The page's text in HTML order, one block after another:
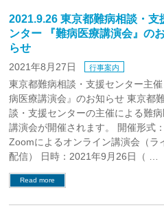
2021.9.26 東京都難病相談・支
ンター 『難病医療講演会』の
らせ
2021年8月27日 行事案内
東京都難病相談・支援センター主
病医療講演会』のお知らせ 東京都
談・支援センターの主催による難
講演会が開催されます。 開催形式：
Zoomによるオンライン講演会（ラ
配信） 日時：2021年9月26日（ …
Read more